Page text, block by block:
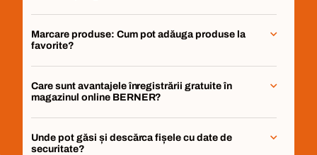
Marcare produse: Cum pot adăuga produse la
favorite?
Care sunt avantajele înregistrării gratuite în
magazinul online BERNER?
Unde pot găsi și descărca fișele cu date de
securitate?